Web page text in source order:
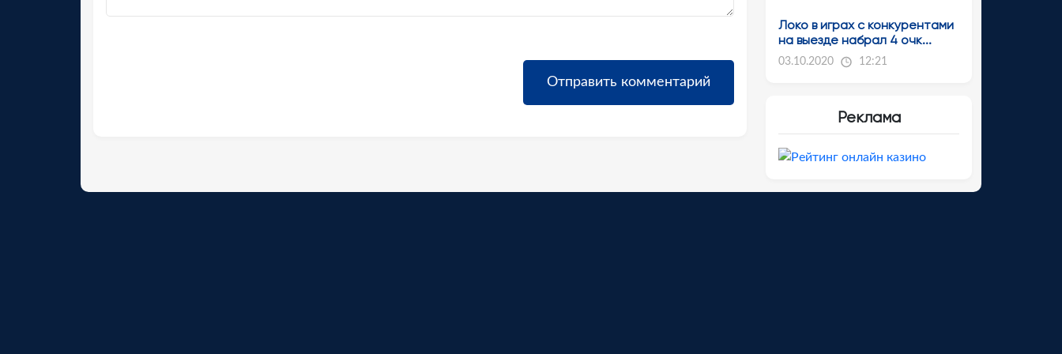
Локо в играх с конкурентами
на выезде набрал 4 очк...
03.10.2020 12:21
Реклама